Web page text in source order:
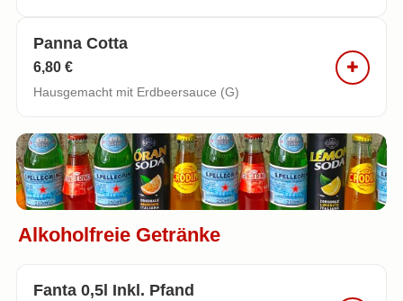
Panna Cotta
6,80 €
Hausgemacht mit Erdbeersauce (G)
Alkoholfreie Getränke
Fanta 0,5l Inkl. Pfand